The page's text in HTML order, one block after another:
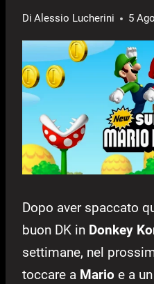
Di Alessio Lucherini 5
Dopo aver spaccato
buon DK in Donkey
settimane, nel
toccare a Mario e a